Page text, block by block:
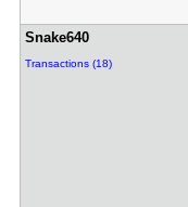
Snake640
Transactions (18)